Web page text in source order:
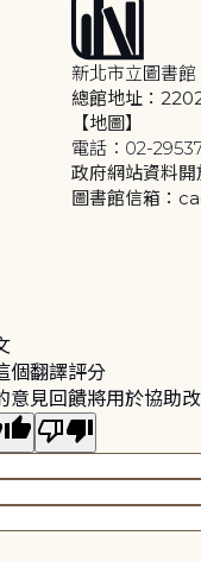
新北市立圖書館
總館地址：
【地圖】
電話：02-
政府網站資料開
圖書館信箱：
個翻譯評分
意見回饋將用於協助